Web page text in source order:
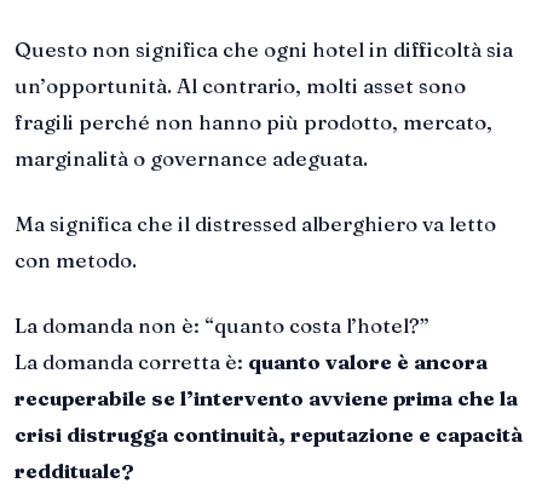
Questo non significa che ogni hotel in difficoltà sia
un’opportunità. Al contrario, molti asset sono
fragili perché non hanno più prodotto, mercato,
marginalità o governance adeguata.
Ma significa che il distressed alberghiero va letto
con metodo.
La domanda non è: “quanto costa l’hotel?”
La domanda corretta è: quanto valore è ancora
recuperabile se l’intervento avviene prima che la
crisi distrugga continuità, reputazione e capacità
reddituale?